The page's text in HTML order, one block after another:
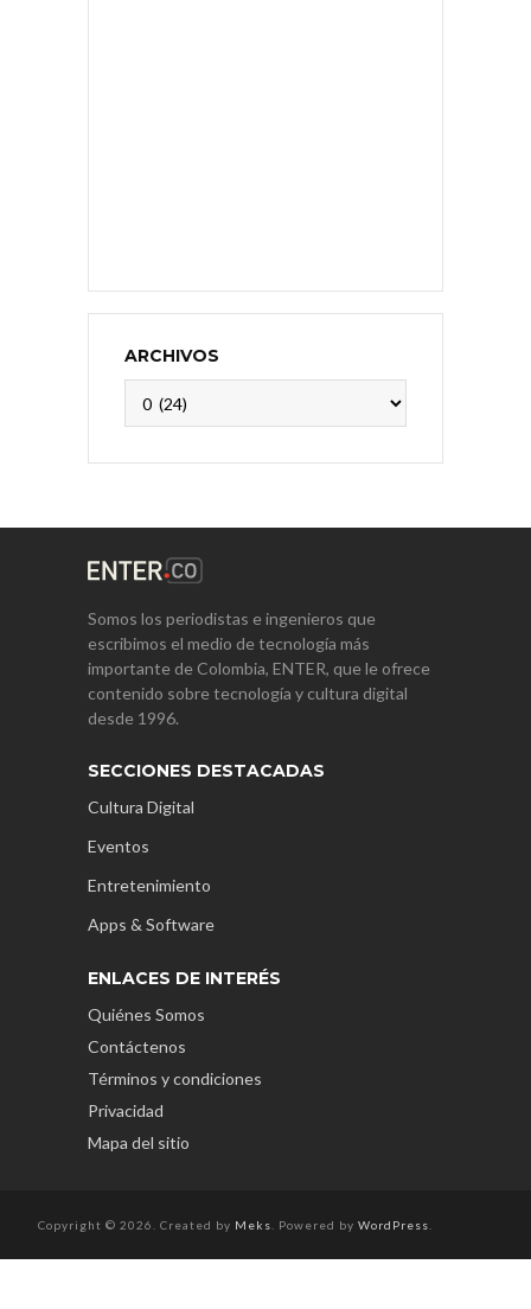
ARCHIVOS
Somos los periodistas e ingenieros que
escribimos el medio de tecnología más
importante de Colombia, ENTER, que le ofrece
contenido sobre tecnología y cultura digital
desde 1996.
SECCIONES DESTACADAS
Cultura Digital
Eventos
Entretenimiento
Apps & Software
ENLACES DE INTERÉS
Quiénes Somos
Contáctenos
Términos y condiciones
Privacidad
Mapa del sitio
Copyright © 2026. Created by Meks. Powered by WordPress.